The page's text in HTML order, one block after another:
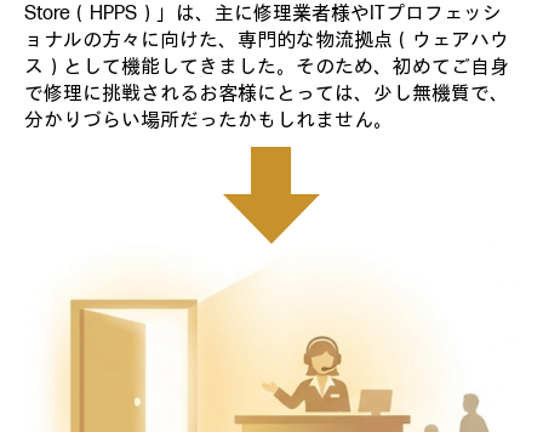
Store（HPPS）」は、主に修理業者様やITプロフェッシ
ョナルの方々に向けた、専門的な物流拠点（ウェアハウ
ス）として機能してきました。そのため、初めてご自身
で修理に挑戦されるお客様にとっては、少し無機質で、
分かりづらい場所だったかもしれません。